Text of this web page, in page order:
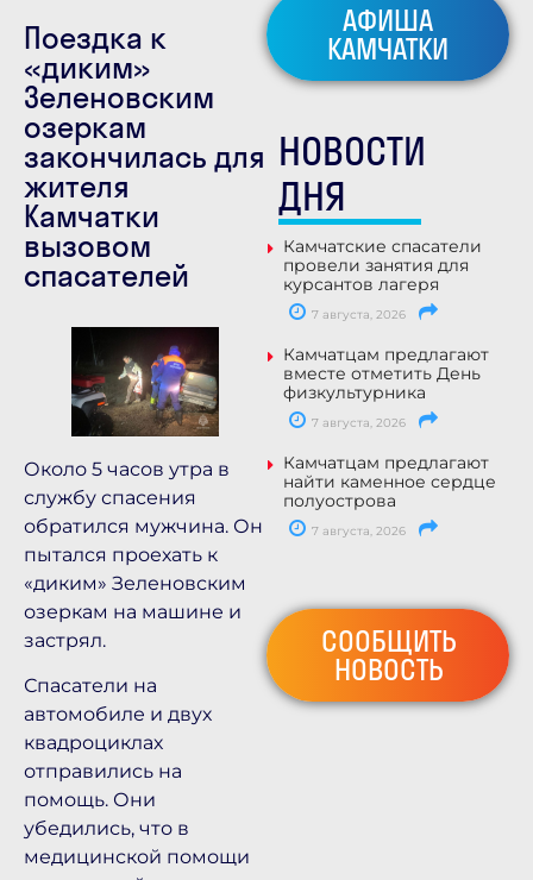
Поездка к
«диким»
Зеленовским
озеркам
закончилась для
жителя
Камчатки
вызовом
спасателей
Около 5 часов утра в
службу спасения
обратился мужчина. Он
пытался проехать к
«диким» Зеленовским
озеркам на машине и
застрял.
Спасатели на
автомобиле и двух
квадроциклах
отправились на
помощь. Они
убедились, что в
медицинской помощи
АФИША
КАМЧАТКИ
НОВОСТИ
ДНЯ
Камчатские спасатели
провели занятия для
курсантов лагеря
7 августа, 2026
Камчатцам предлагают
вместе отметить День
физкультурника
7 августа, 2026
Камчатцам предлагают
найти каменное сердце
полуострова
7 августа, 2026
СООБЩИТЬ
НОВОСТЬ